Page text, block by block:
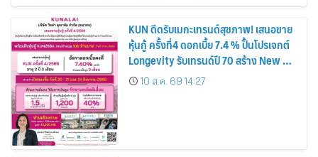
KUN ดีดรับเมกะเทรนด์สุขภาพ! เสนอขาย
หุ้นกู้ ครั้งที่4 ดอกเบี้ย 7.4 % ปั้นโปรเจกต์
Longevity รับเทรนด์ปี 70 สร้าง New S-
Curve
10 ส.ค. 69 14:27